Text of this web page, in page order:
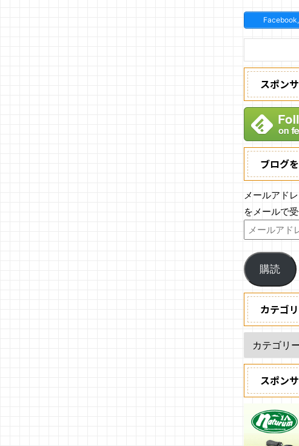
スポン
ブログ
メールアド
をメールで
購読
カテゴ
スポン